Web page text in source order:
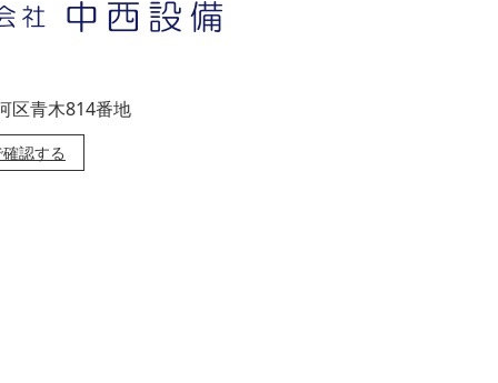
区青木814番地
認する